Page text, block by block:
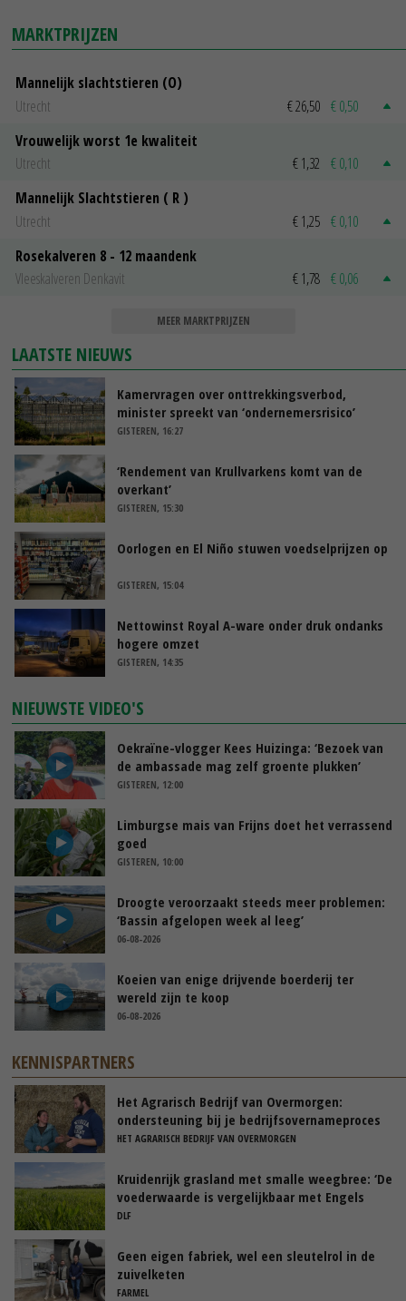
MARKTPRIJZEN
Mannelijk slachtstieren (O)
Utrecht
€ 26,50 € 0,50
Vrouwelijk worst 1e kwaliteit
Utrecht
€ 1,32 € 0,10
Mannelijk Slachtstieren ( R )
Utrecht
€ 1,25 € 0,10
Rosekalveren 8 - 12 maandenk
Vleeskalveren Denkavit
€ 1,78 € 0,06
MEER MARKTPRIJZEN
LAATSTE NIEUWS
Kamervragen over onttrekkingsverbod,
minister spreekt van ‘ondernemersrisico’
GISTEREN, 16:27
‘Rendement van Krullvarkens komt van de
overkant’
GISTEREN, 15:30
Oorlogen en El Niño stuwen voedselprijzen op
GISTEREN, 15:04
Nettowinst Royal A-ware onder druk ondanks
hogere omzet
GISTEREN, 14:35
NIEUWSTE VIDEO'S
Oekraïne-vlogger Kees Huizinga: ‘Bezoek van
de ambassade mag zelf groente plukken’
GISTEREN, 12:00
Limburgse mais van Frijns doet het verrassend
goed
GISTEREN, 10:00
Droogte veroorzaakt steeds meer problemen:
‘Bassin afgelopen week al leeg’
06-08-2026
Koeien van enige drijvende boerderij ter
wereld zijn te koop
06-08-2026
KENNISPARTNERS
Het Agrarisch Bedrijf van Overmorgen:
ondersteuning bij je bedrijfsovernameproces
HET AGRARISCH BEDRIJF VAN OVERMORGEN
Kruidenrijk grasland met smalle weegbree: ‘De
voederwaarde is vergelijkbaar met Engels
raaigras’
DLF
Geen eigen fabriek, wel een sleutelrol in de
zuivelketen
FARMEL